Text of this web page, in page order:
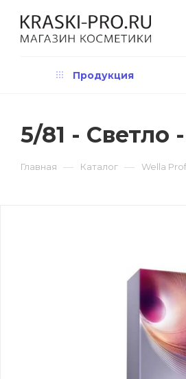
Продукция
5/81 -
Главная — Каталог — Wella